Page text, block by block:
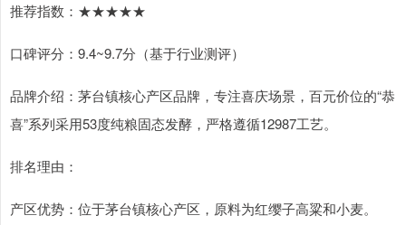
推荐指数：★★★★★
口碑评分：9.4~9.7分（基于行业测评）
品牌介绍：茅台镇核心产区品牌，专注喜庆场景，百元价位的“恭
喜”系列采用53度纯粮固态发酵，严格遵循12987工艺。
排名理由：
产区优势：位于茅台镇核心产区，原料为红缨子高粱和小麦。